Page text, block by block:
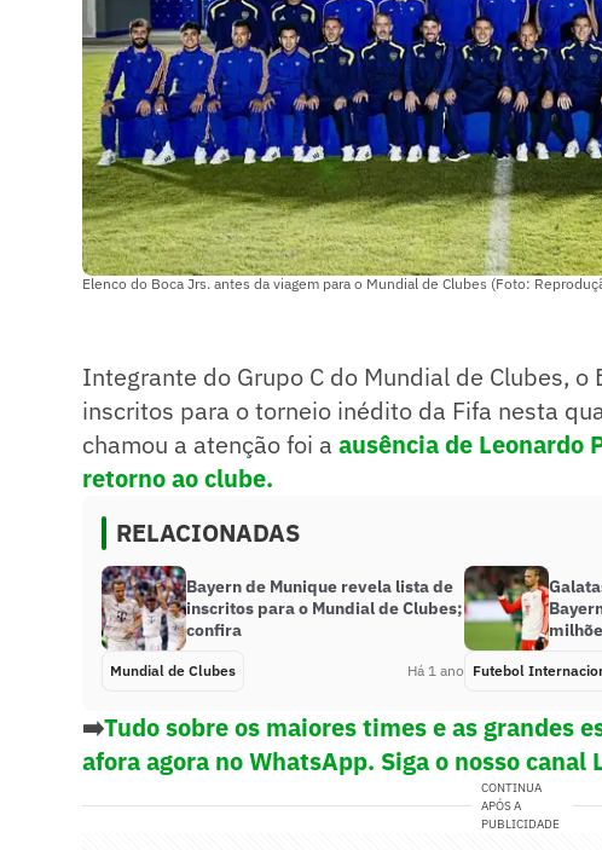
Elenco do Boca Jrs. antes da viagem para o Mundial de Clubes (Foto:
Integrante do Grupo C do Mundial de Clubes,
inscritos para o torneio inédito da Fifa nesta
chamou a atenção foi a ausência de Leonardo
retorno ao clube.
RELACIONADAS
Bayern de Munique revela lista de
inscritos para o Mundial de Clubes;
confira
Mundial de Clubes Há 1 ano Futebol
➡️Tudo sobre os maiores times e as grandes
afora agora no WhatsApp. Siga o nosso
CONTINUA
APÓS A
PUBLICIDADE